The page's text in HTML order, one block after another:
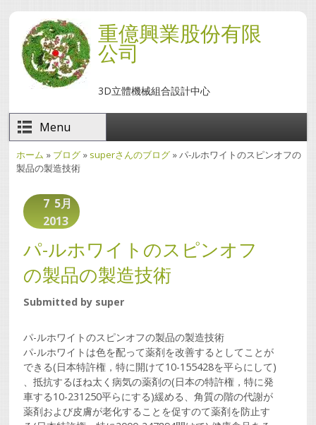
メインコンテンツに移動重億興業股份有限
公司
3D立體機械組合設計中心
Menu
現在地
ホーム » ブログ » superさんのブログ » パ-ルホワイトのスピンオフの
製品の製造技術
7 5月
2013
パ-ルホワイトのスピンオフ
の製品の製造技術
Submitted by super
パ-ルホワイトのスピンオフの製品の製造技術
パ-ルホワイトは色を配って薬剤を改善するとしてことが
できる(日本特許権，特に開けて10-155428を平らにして)
、抵抗するほね太く病気の薬剤の(日本の特許権，特に発
車する10-231250平らにする)緩める、角質の階の代謝が
薬剤および皮膚が老化することを促すのて薬剤を防止す